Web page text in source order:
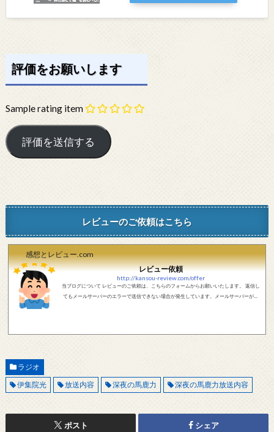
評価をお願いします
Sample rating item
レビューのご依頼はこちら
感想とレビュー.com
レビュー依頼
http://kansou-review.com/offer
当ブログについて レビューのご依頼は、こちらのフォームからお願いいたします。 返信し
てもメールサーバーのエラーで送信できない場合が発生しています。メールサーバーが正
ラジオ
伊集院光
放送内容 深夜の馬鹿力 深夜の馬鹿力放送内容
ポスト シェア